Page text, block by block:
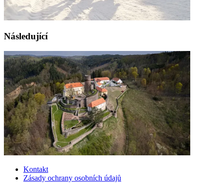
Následující
Kontakt
Zásady ochrany osobních údajů